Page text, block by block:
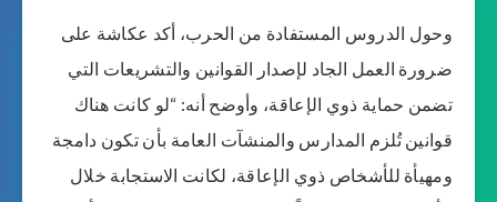
وحول الدروس المستفادة من الحرب، أكد عكاشة على
ضرورة العمل الجاد لإصدار القوانين والتشريعات التي
تضمن حماية ذوي الإعاقة، وأوضح أنه: “لو كانت هناك
قوانين تُلزم المدارس والمنشآت العامة بأن تكون دامجة
ومهيأة للأشخاص ذوي الإعاقة، لكانت الاستجابة خلال